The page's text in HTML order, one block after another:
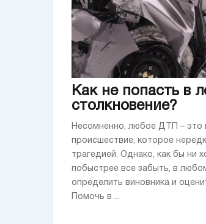
Как не попасть в
столкновение?
Несомненно, любое ДТП – это
происшествие, которое
трагедией. Однако, как бы ни
побыстрее все забыть, в
определить виновника и
Помочь в ...